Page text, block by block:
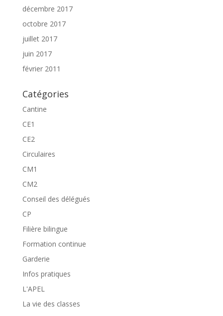
décembre 2017
octobre 2017
juillet 2017
juin 2017
février 2011
Catégories
Cantine
CE1
CE2
Circulaires
CM1
CM2
Conseil des délégués
CP
Filière bilingue
Formation continue
Garderie
Infos pratiques
L'APEL
La vie des classes